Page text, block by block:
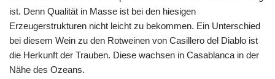
ist. Denn Qualität in Masse ist bei den hiesigen
Erzeugerstrukturen nicht leicht zu bekommen. Ein Unterschied
bei diesem Wein zu den Rotweinen von Casillero del Diablo ist
die Herkunft der Trauben. Diese wachsen in Casablanca in der
Nähe des Ozeans.